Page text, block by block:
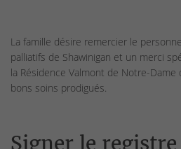
La famille désire remercier le
palliatifs de Shawinigan et un merci
la Résidence Valmont de Notre-
bons soins prodigués.
Signer le registre